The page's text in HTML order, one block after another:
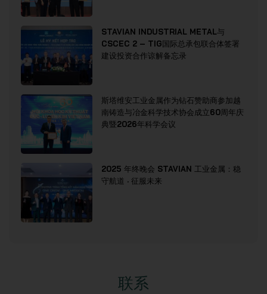
STAVIAN INDUSTRIAL METAL与
CSCEC 2 – TIG国际总承包联合体签署
建设投资合作谅解备忘录
斯塔维安工业金属作为钻石赞助商参加越
南铸造与冶金科学技术协会成立60周年庆
典暨2026年科学会议
2025 年终晚会 STAVIAN 工业金属：稳
守航道 · 征服未来
联系